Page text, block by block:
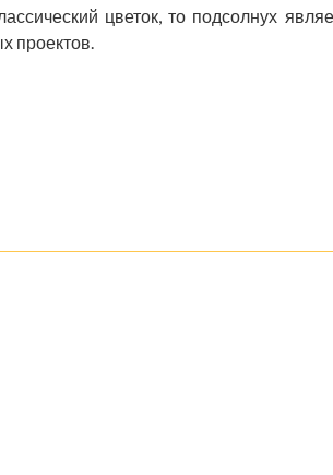
цветок, то подсолнух
проектов.